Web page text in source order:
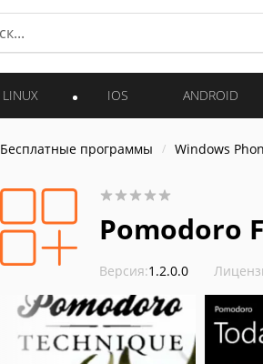
LINUX IOS ANDROID
Бесплатные программы Windows
Pomodoro
Версия:1.2.0.0